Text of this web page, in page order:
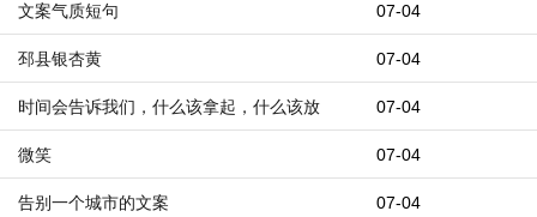
07-04
文案气质短句
07-04
邳县银杏黄
07-04
时间会告诉我们，什么该拿起，什么该放
07-04
微笑
07-04
告别一个城市的文案